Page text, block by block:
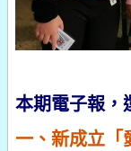
本期電子報，
一、新成立「